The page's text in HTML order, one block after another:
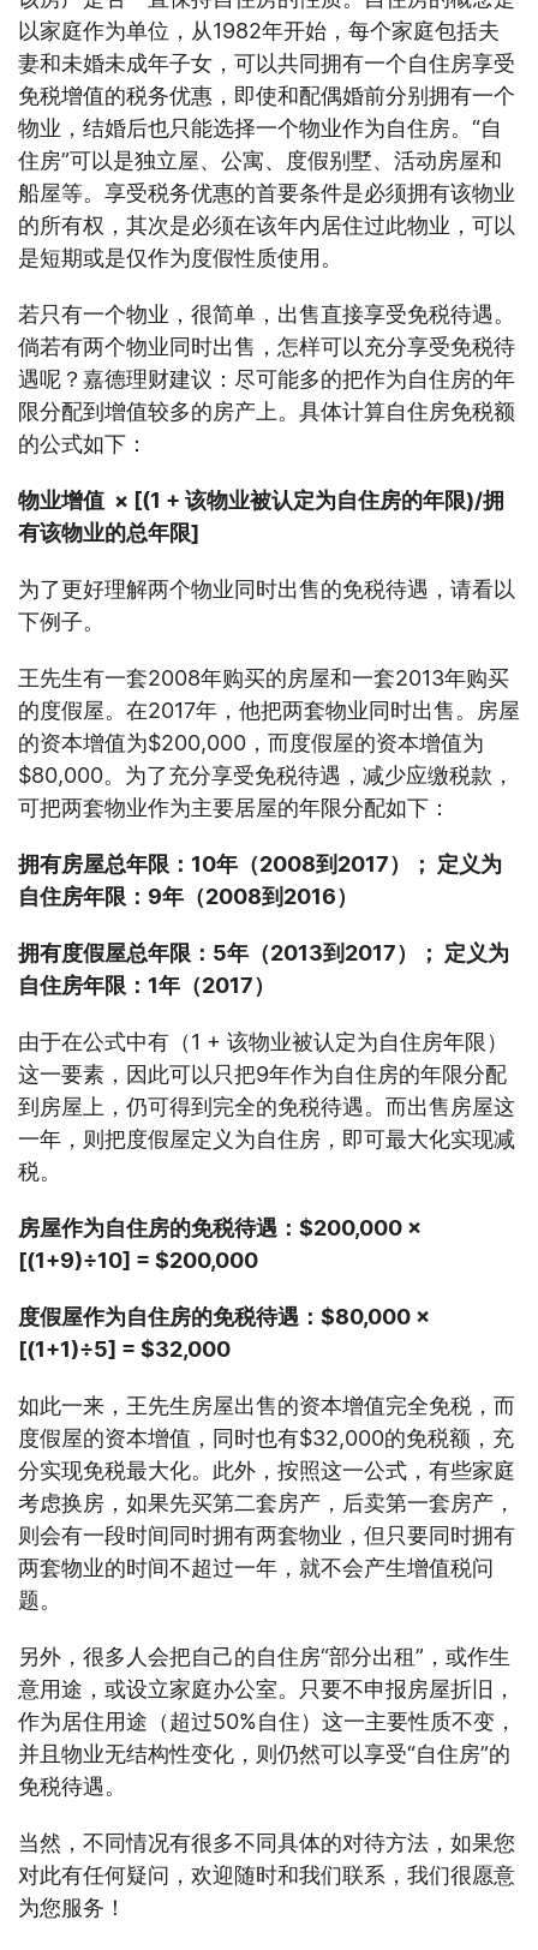
以家庭作为单位，从1982年开始，每个家庭包括夫
妻和未婚未成年子女，可以共同拥有一个自住房享受
免税增值的税务优惠，即使和配偶婚前分别拥有一个
物业，结婚后也只能选择一个物业作为自住房。“自
住房”可以是独立屋、公寓、度假别墅、活动房屋和
船屋等。享受税务优惠的首要条件是必须拥有该物业
的所有权，其次是必须在该年内居住过此物业，可以
是短期或是仅作为度假性质使用。
若只有一个物业，很简单，出售直接享受免税待遇。
倘若有两个物业同时出售，怎样可以充分享受免税待
遇呢？嘉德理财建议：尽可能多的把作为自住房的年
限分配到增值较多的房产上。具体计算自住房免税额
的公式如下：
物业增值 × [(1 + 该物业被认定为自住房的年限)/拥
有该物业的总年限]
为了更好理解两个物业同时出售的免税待遇，请看以
下例子。
王先生有一套2008年购买的房屋和一套2013年购买
的度假屋。在2017年，他把两套物业同时出售。房屋
的资本增值为$200,000，而度假屋的资本增值为
$80,000。为了充分享受免税待遇，减少应缴税款，
可把两套物业作为主要居屋的年限分配如下：
拥有房屋总年限： 10年（2008到2017）； 定义为
自住房年限：9年（2008到2016）
拥有度假屋总年限： 5年（2013到2017）； 定义为
自住房年限：1年（2017）
由于在公式中有（1 + 该物业被认定为自住房年限）
这一要素，因此可以只把9年作为自住房的年限分配
到房屋上，仍可得到完全的免税待遇。而出售房屋这
一年，则把度假屋定义为自住房，即可最大化实现减
税。
房屋作为自住房的免税待遇： $200,000 ×
[(1+9)÷10] = $200,000
度假屋作为自住房的免税待遇： $80,000 ×
[(1+1)÷5] = $32,000
如此一来，王先生房屋出售的资本增值完全免税，而
度假屋的资本增值，同时也有$32,000的免税额，充
分实现免税最大化。此外，按照这一公式，有些家庭
考虑换房，如果先买第二套房产，后卖第一套房产，
则会有一段时间同时拥有两套物业，但只要同时拥有
两套物业的时间不超过一年，就不会产生增值税问
题。
另外，很多人会把自己的自住房“部分出租”，或作生
意用途，或设立家庭办公室。只要不申报房屋折旧，
作为居住用途（超过50%自住）这一主要性质不变，
并且物业无结构性变化，则仍然可以享受“自住房”的
免税待遇。
当然，不同情况有很多不同具体的对待方法，如果您
对此有任何疑问，欢迎随时和我们联系，我们很愿意
为您服务！